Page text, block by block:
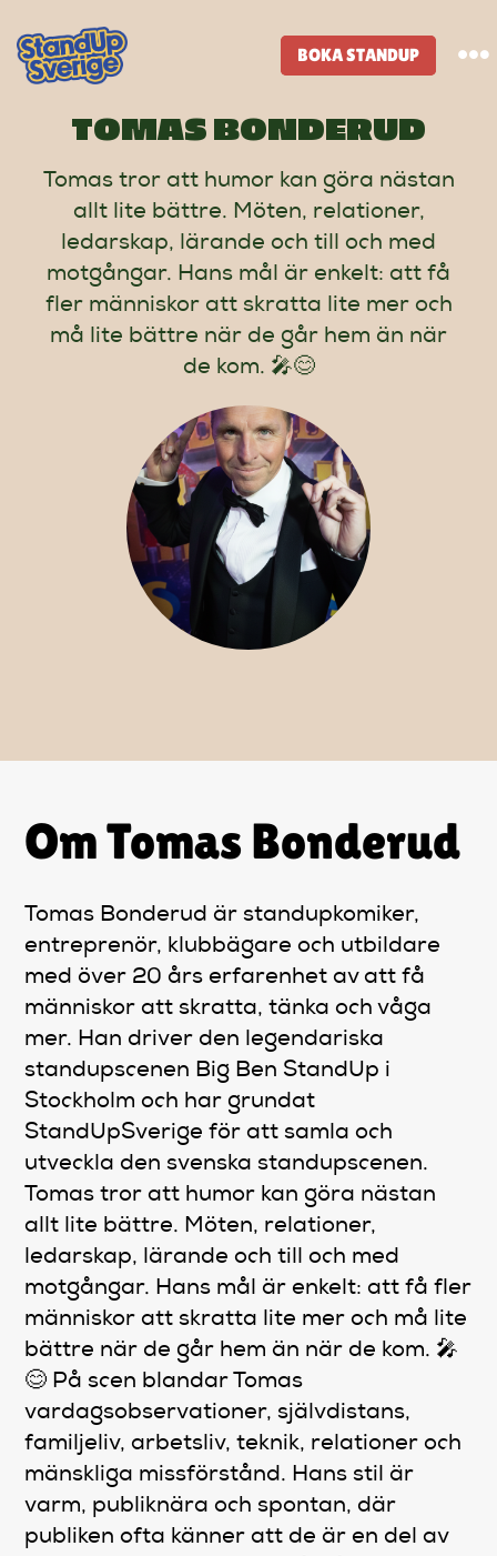
to
content
BOKA STANDUP
Standup-butik
Komiker
Lineup
Tidigare lineup
StandUpSverige PODDEN
TOMAS BONDERUD
Tomas tror att humor kan göra nästan
allt lite bättre. Möten, relationer,
ledarskap, lärande och till och med
motgångar. Hans mål är enkelt: att få
fler människor att skratta lite mer och
må lite bättre när de går hem än när
de kom. 🎤😊
Om Tomas Bonderud
Tomas Bonderud är standupkomiker,
entreprenör, klubbägare och utbildare
med över 20 års erfarenhet av att få
människor att skratta, tänka och våga
mer. Han driver den legendariska
standupscenen Big Ben StandUp i
Stockholm och har grundat
StandUpSverige för att samla och
utveckla den svenska standupscenen.
Tomas tror att humor kan göra nästan
allt lite bättre. Möten, relationer,
ledarskap, lärande och till och med
motgångar. Hans mål är enkelt: att få fler
människor att skratta lite mer och må lite
bättre när de går hem än när de kom. 🎤
😊 På scen blandar Tomas
vardagsobservationer, självdistans,
familjeliv, arbetsliv, teknik, relationer och
mänskliga missförstånd. Hans stil är
varm, publiknära och spontan, där
publiken ofta känner att de är en del av